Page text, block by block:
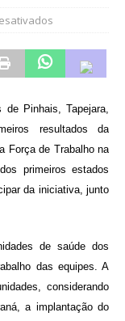
Pinhais, Tapejara,
resultados da
Força de Trabalho na
primeiros estados
da iniciativa, junto
de saúde dos
das equipes. A
considerando
a implantação do